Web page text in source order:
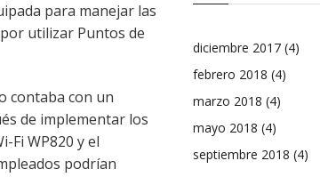
para manejar las
utilizar Puntos de
contaba con un
de implementar los
Fi WP820 y el
podrían
diciembre 2017 (4)
febrero 2018 (4)
marzo 2018 (4)
mayo 2018 (4)
septiembre 2018 (4)